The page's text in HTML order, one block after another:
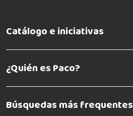
Catálogo e iniciativas
¿Quién es Paco?
Búsquedas más frequentes